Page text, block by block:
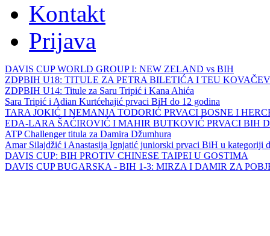
Kontakt
Prijava
DAVIS CUP WORLD GROUP I: NEW ZELAND vs BIH
ZDPBIH U18: TITULE ZA PETRA BILETIĆA I TEU
ZDPBIH U14: Titule za Saru Tripić i Kana Ahića
Sara Tripić i Adian Kurtćehajić prvaci BiH do 12 godina
TARA JOKIĆ I NEMANJA TODORIĆ PRVACI BOSNE I
EDA-LARA ŠAĆIROVIĆ I MAHIR BUTKOVIĆ PRVACI BIH
ATP Challenger titula za Damira Džumhura
Amar Silajdžić i Anastasija Ignjatić juniorski prvaci BiH u kategoriji
DAVIS CUP: BIH PROTIV CHINESE TAIPEI U GOSTIMA
DAVIS CUP BUGARSKA - BIH 1-3: MIRZA I DAMIR ZA